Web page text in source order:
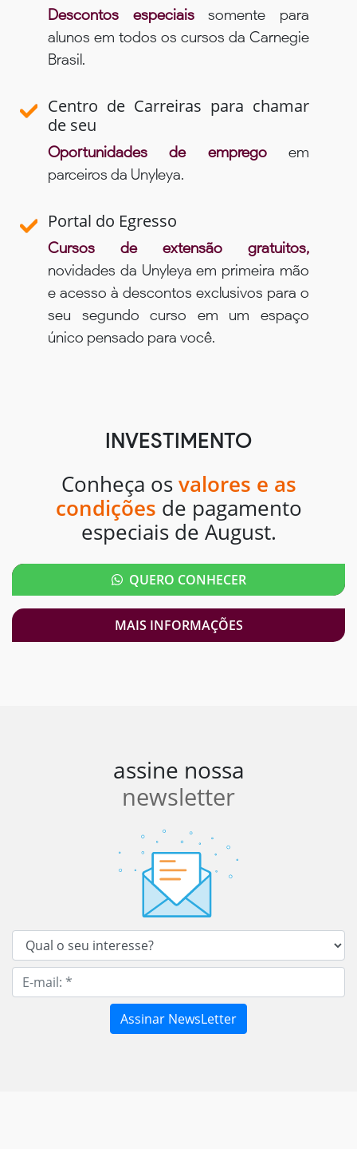
Descontos especiaissomente para
alunos em todos os cursos da Carnegie
Brasil.
Centro de Carreiras para chamar
de seu
Oportunidades de empregoem
parceiros da Unyleya.
Portal do Egresso
Cursos de extensão gratuitos,
novidades da Unyleya em primeira mão
e acesso à descontos exclusivos para o
seu segundo curso em um espaço
único pensado para você.
INVESTIMENTO
Conheça os valores e as
condições de pagamento
especiais de August.
QUERO CONHECER
MAIS INFORMAÇÕES
assine nossa
newsletter